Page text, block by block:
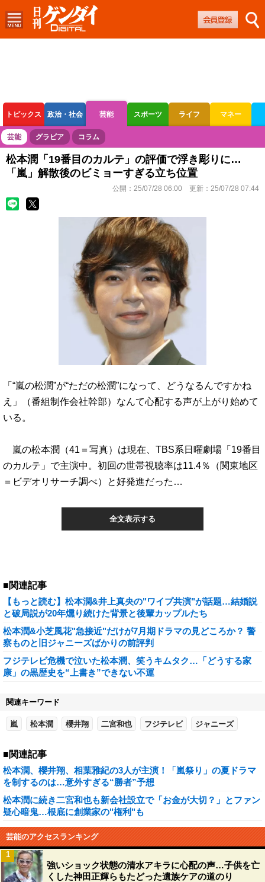
トピックス 政治・社会 芸能 スポーツ ライフ マネー
ボートレース 競輪 オートレース
芸能 グラビア コラム
松本潤「19番目のカルテ」の評価で浮き彫りに…
「嵐」解散後のビミョーすぎる立ち位置
公開： 25/07/28 06:00 更新： 25/07/28 07:44
「“嵐の松潤”が“ただの松潤”になって、どうなるんですかね
え」（番組制作会社幹部）なんて心配する声が上がり始めて
いる。
嵐の松本潤（41＝写真）は現在、TBS系日曜劇場「19番目
のカルテ」で主演中。初回の世帯視聴率は11.4％（関東地区
＝ビデオリサーチ調べ）と好発進だった…
全文表示する
■関連記事
【もっと読む】松本潤&井上真央の"ワイプ共演"が話題…結婚説
と破局説が20年燻り続けた背景と後輩カップルたち
松本潤&小芝風花"急接近"だけが7月期ドラマの見どころか？ 警
察ものと旧ジャニーズばかりの前評判
フジテレビ危機で泣いた松本潤、笑うキムタク…「どうする家
康」の黒歴史を“上書き”できない不運
関連キーワード
嵐 松本潤 櫻井翔 二宮和也 フジテレビ ジャニーズ
■関連記事
松本潤、櫻井翔、相葉雅紀の3人が主演！「嵐祭り」の夏ドラマ
を制するのは…意外すぎる“勝者”予想
松本潤に続き二宮和也も新会社設立で「お金が大切？」とファン
疑心暗鬼…根底に創業家の"権利"も
芸能のアクセスランキング
強いショック状態の清水アキラに心配の声…子供を亡
くした神田正輝らもたどった遺族ケアの道のり
1